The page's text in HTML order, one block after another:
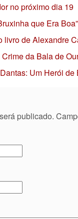
no próximo dia 19
que Era
livro de Alexandre
da Bala de
Um Herói
publicado.